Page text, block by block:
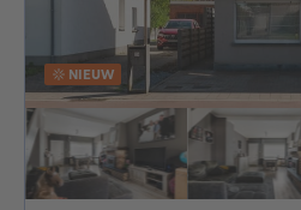
NIEUW